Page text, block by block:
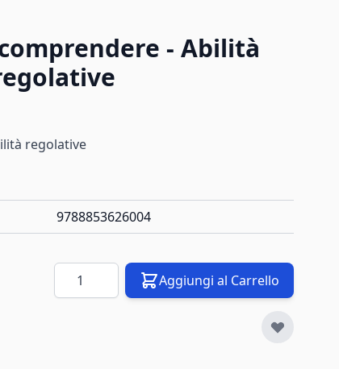
- Abilità
regolative
9788853626004
Quantità Aggiungi al Carrello